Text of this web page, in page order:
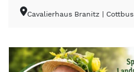
Cavalierhaus Branitz | Cottbus